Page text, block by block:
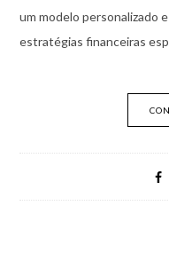
um modelo personalizado
estratégias financeiras